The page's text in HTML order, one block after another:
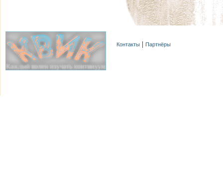
Контакты Партнёры